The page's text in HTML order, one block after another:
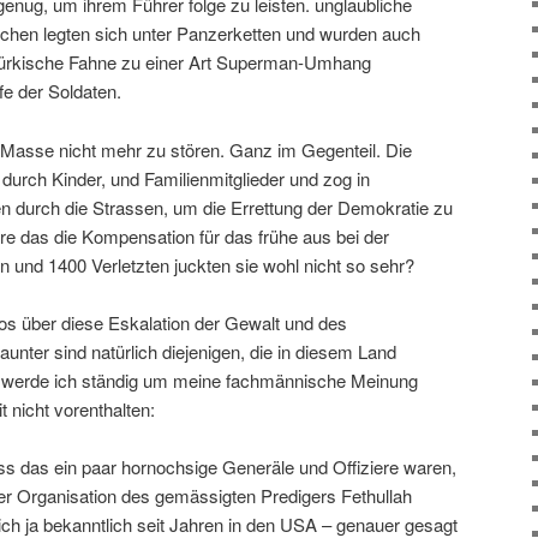
legten sich unter Panzerketten und wurden auch
Fahne zu einer Art Superman-Umhang
der Soldaten.
nicht mehr zu stören. Ganz im Gegenteil. Die
Kinder, und Familienmitglieder und zog in
durch die Strassen, um die Errettung der Demokratie zu
das die Kompensation für das frühe aus bei der
und 1400 Verletzten juckten sie wohl nicht so sehr?
über diese Eskalation der Gewalt und des
sind natürlich diejenigen, die in diesem Land
ich ständig um meine fachmännische Meinung
nicht vorenthalten:
das ein paar hornochsige Generäle und Offiziere waren,
Organisation des gemässigten Predigers Fethullah
ja bekanntlich seit Jahren in den USA – genauer gesagt